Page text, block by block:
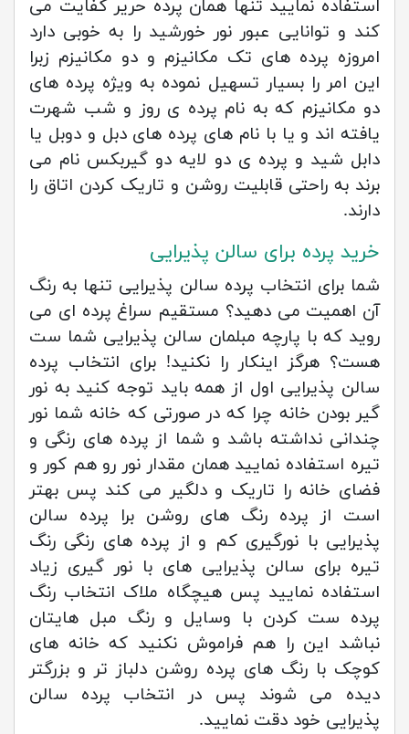
استفاده نمایید تنها همان پرده حریر کفایت می
کند و توانایی عبور نور خورشید را به خوبی دارد
امروزه پرده های تک مکانیزم و دو مکانیزم زبرا
این امر را بسیار تسهیل نموده به ویژه پرده های
دو مکانیزم که به نام پرده ی روز و شب شهرت
یافته اند و یا با نام های پرده های دبل و دوبل یا
دابل شید و پرده ی دو لایه دو گیربکس نام می
برند به راحتی قابلیت روشن و تاریک کردن اتاق را
دارند.
خرید پرده برای سالن پذیرایی
شما برای انتخاب پرده سالن پذیرایی تنها به رنگ
آن اهمیت می دهید؟ مستقیم سراغ پرده ای می
روید که با پارچه مبلمان سالن پذیرایی شما ست
هست؟ هرگز اینکار را نکنید! برای انتخاب پرده
سالن پذیرایی اول از همه باید توجه کنید به نور
گیر بودن خانه چرا که در صورتی که خانه شما نور
چندانی نداشته باشد و شما از پرده های رنگی و
تیره استفاده نمایید همان مقدار نور رو هم کور و
فضای خانه را تاریک و دلگیر می کند پس بهتر
است از پرده رنگ های روشن برا پرده سالن
پذیرایی با نورگیری کم و از پرده های رنگی رنگ
تیره برای سالن پذیرایی های با نور گیری زیاد
استفاده نمایید پس هیچگاه ملاک انتخاب رنگ
پرده ست کردن با وسایل و رنگ مبل هایتان
نباشد این را هم فراموش نکنید که خانه های
کوچک با رنگ های پرده روشن دلباز تر و بزرگتر
دیده می شوند پس در انتخاب پرده سالن
پذیرایی خود دقت نمایید.